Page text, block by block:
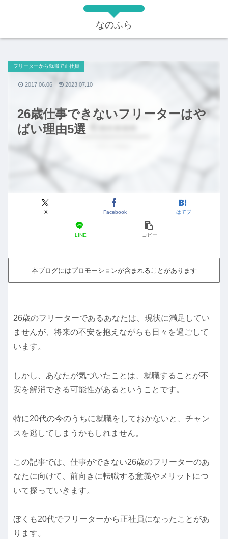
なのふら
26歳仕事できないフリーターはや
ばい理由5選
フリーターから就職で正社員
X Facebook はてブ
LINE コピー
2017.06.06 2023.07.10
本ブログにはプロモーションが含まれることがあります
26歳のフリーターであるあなたは、現状に満足してい
ませんが、将来の不安を抱えながらも日々を過ごして
います。
しかし、あなたが気づいたことは、就職することが不
安を解消できる可能性があるということです。
特に20代の今のうちに就職をしておかないと、チャン
スを逃してしまうかもしれません。
この記事では、仕事ができない26歳のフリーターのあ
なたに向けて、前向きに転職する意義やメリットにつ
いて探っていきます。
ぼくも20代でフリーターから正社員になったことがあ
ります。